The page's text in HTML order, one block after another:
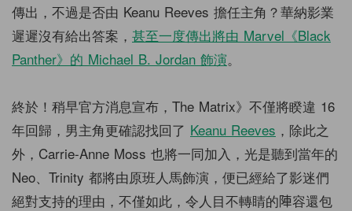
傳出，不過是否由 Keanu Reeves 擔任主角？華納影業
遲遲沒有給出答案， 甚至一度傳出將由 Marvel《Black
Panther》的 Michael B. Jordan 飾演。
終於！稍早官方消息宣布，The Matrix》不僅將睽違 16
年回歸，男主角更確認找回了 Keanu Reeves ，除此之
外，Carrie-Anne Moss 也將一同加入，光是聽到當年的
Neo、Trinity 都將由原班人馬飾演，便已經給了影迷們
絕對支持的理由，不僅如此，令人目不轉睛的陣容還包